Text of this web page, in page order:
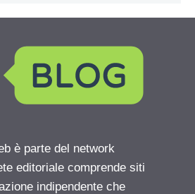
è parte del network
editoriale comprende siti
indipendente che